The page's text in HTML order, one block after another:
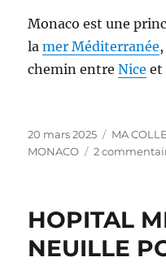
Monaco est une
lamer Méditerranée
chemin entreNice et
Publié
le
20 mars 2025 MA
MONACO
2
HOPITAL
NEUILLE